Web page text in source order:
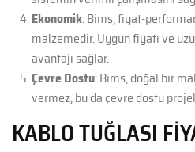
Ekonomik: Bims, fiyat-
malzemedir. Uygun fiyatı ve
avantajı sağlar.
Çevre Dostu: Bims, doğal bir
vermez, bu da çevre dostu
KABLO TUĞLASI